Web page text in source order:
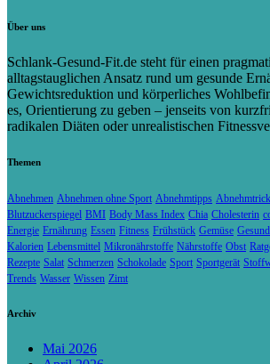
Über uns
Schlank-Gesund-Fit.de steht für einen
alltagstauglichen Ansatz rund um gesunde
Gewichtsreduktion und körperliches
es, Orientierung zu geben – jenseits von
radikalen Diäten oder unrealistischen
Themen
Abnehmen Abnehmen ohne Sport Abnehmtipps
Blutzuckerspiegel BMI Body Mass Index Chia Cholesterin
Energie Ernährung Essen Fitness Frühstück Gemüse Gesund
Kalorien Lebensmittel Mikronährstoffe Nährstoffe Obst
Rezepte Salat Schmerzen Schokolade Sport Sportgerät
Trends Wasser Wissen Zimt
Archiv
Mai 2026